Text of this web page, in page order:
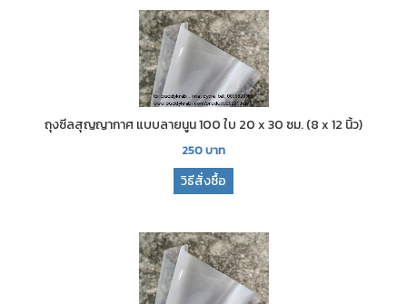
ถุงซีลสุญญากาศ แบบลายนูน 100 ใบ 20 x 30 ซม. (8 x 12 นิ้ว)
250บาท
วิธีสั่งซื้อ